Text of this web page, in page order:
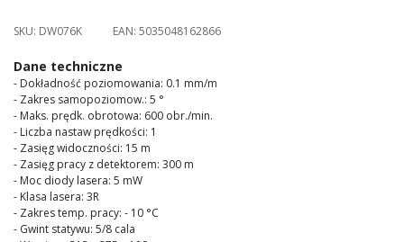
of
images
gallery
SKU: DW076K EAN: 5035048162866
Dane techniczne
- Dokładność poziomowania: 0.1 mm/m
- Zakres samopoziomow.: 5 °
- Maks. prędk. obrotowa: 600 obr./min.
- Liczba nastaw prędkości: 1
- Zasięg widoczności: 15 m
- Zasięg pracy z detektorem: 300 m
- Moc diody lasera: 5 mW
- Klasa lasera: 3R
- Zakres temp. pracy: - 10 °C
- Gwint statywu: 5/8 cala